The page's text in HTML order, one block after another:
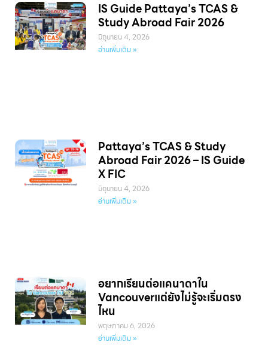
IS Guide Pattaya’s TCAS &
Study Abroad Fair 2026
มิถุนายน 4, 2026
อ่านเพิ่มเติม »
Pattaya’s TCAS & Study
Abroad Fair 2026 – IS Guide
X FIC
มิถุนายน 4, 2026
อ่านเพิ่มเติม »
อยากเรียนต่อแคนาดาใน
Vancouverแต่ยังไม่รู้จะเริ่มตรง
ไหน
พฤษภาคม 6, 2026
อ่านเพิ่มเติม »